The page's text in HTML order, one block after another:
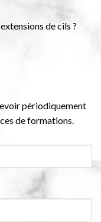
de cils ?
périodiquement
de formations.